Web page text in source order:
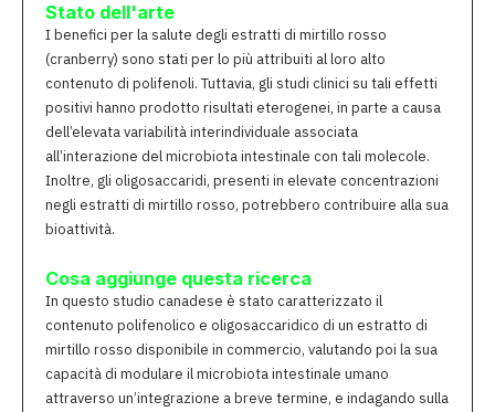
Stato dell'arte
I benefici per la salute degli estratti di mirtillo rosso
(cranberry) sono stati per lo più attribuiti al loro alto
contenuto di polifenoli. Tuttavia, gli studi clinici su tali effetti
positivi hanno prodotto risultati eterogenei, in parte a causa
dell’elevata variabilità interindividuale associata
all’interazione del microbiota intestinale con tali molecole.
Inoltre, gli oligosaccaridi, presenti in elevate concentrazioni
negli estratti di mirtillo rosso, potrebbero contribuire alla sua
bioattività.
Cosa aggiunge questa ricerca
In questo studio canadese è stato caratterizzato il
contenuto polifenolico e oligosaccaridico di un estratto di
mirtillo rosso disponibile in commercio, valutando poi la sua
capacità di modulare il microbiota intestinale umano
attraverso un’integrazione a breve termine, e indagando sulla